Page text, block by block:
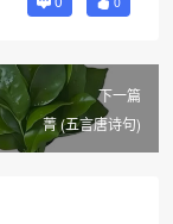
下一篇
菁 (五言唐诗句)